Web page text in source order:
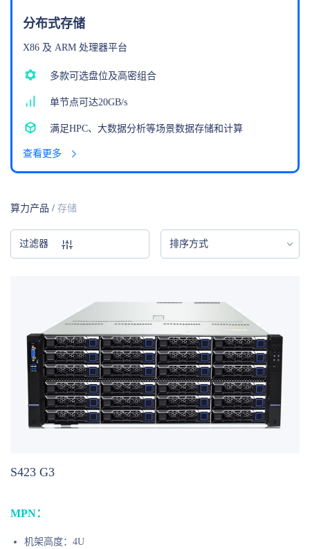
分布式存储
X86 及 ARM 处理器平台
多款可选盘位及高密组合
单节点可达20GB/s
满足HPC、大数据分析等场景数据存储和计算
查看更多
算力产品 / 存储
过滤器 排序方式
S423 G3
MPN：
机架高度：4U